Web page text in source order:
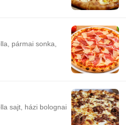
pármai sonka,
sajt, házi bolognai